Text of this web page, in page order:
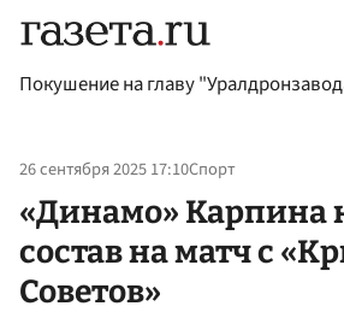
Покушение на главу
26 сентября 2025 17:10Спорт
«Динамо» Карпина
состав на матч с
Советов»